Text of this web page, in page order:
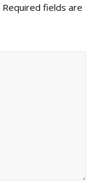
Required fields are